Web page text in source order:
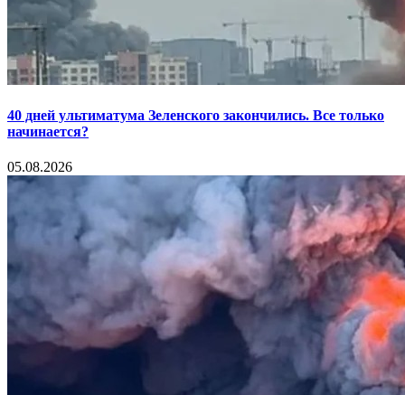
40 дней ультиматума Зеленского закончились. Все только
начинается?
05.08.2026